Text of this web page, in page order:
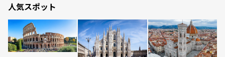
人気スポット